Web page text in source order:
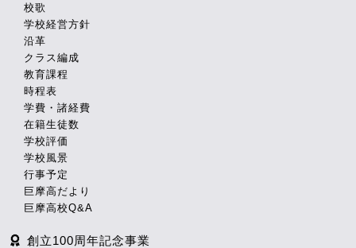
校歌
学校経営方針
沿革
クラス編成
教育課程
時程表
学費・諸経費
在籍生徒数
学校評価
学校風景
行事予定
巨摩高だより
巨摩高校Q&A
創立100周年記念事業